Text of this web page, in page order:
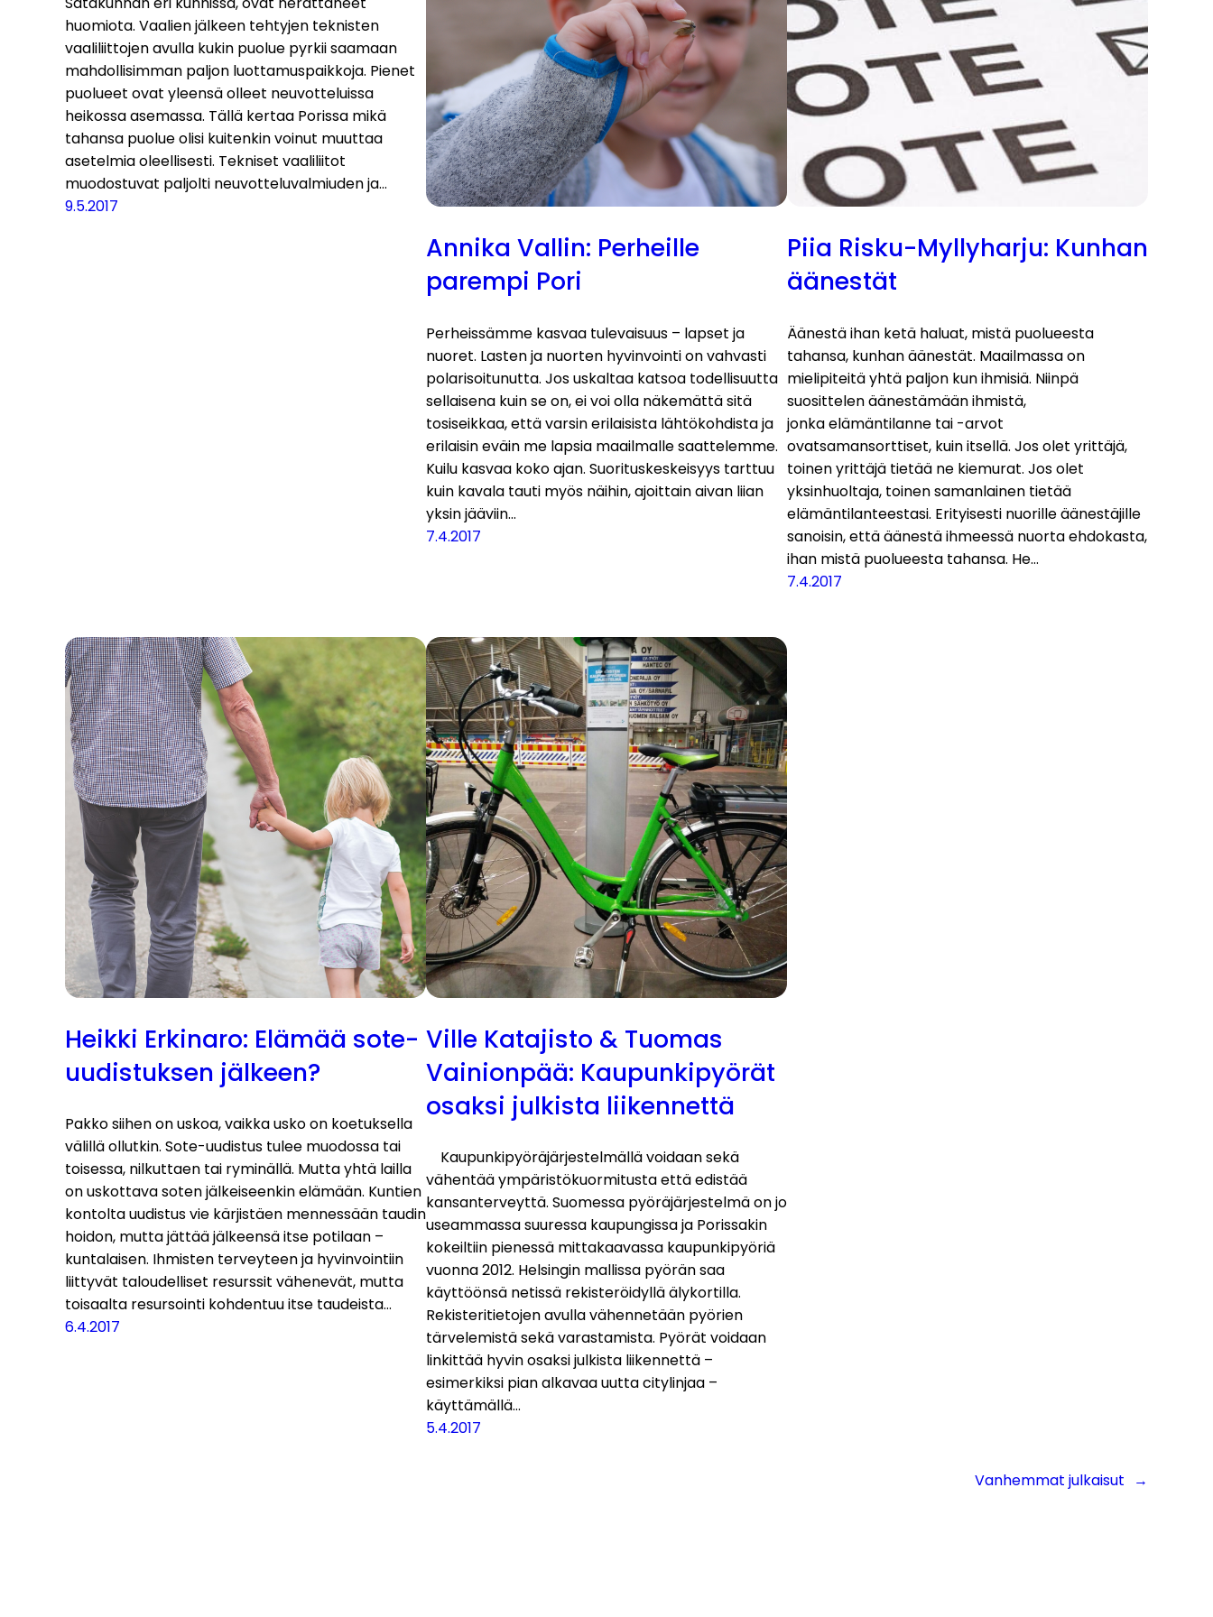
huomiota. Vaalien jälkeen tehtyjen teknisten
vaaliliittojen avulla kukin puolue pyrkii saamaan
mahdollisimman paljon luottamuspaikkoja. Pienet
puolueet ovat yleensä olleet neuvotteluissa
heikossa asemassa. Tällä kertaa Porissa mikä
tahansa puolue olisi kuitenkin voinut muuttaa
asetelmia oleellisesti. Tekniset vaaliliitot
muodostuvat paljolti neuvotteluvalmiuden ja…
9.5.2017
Annika Vallin: Perheille
parempi Pori
Perheissämme kasvaa tulevaisuus – lapset ja
nuoret. Lasten ja nuorten hyvinvointi on vahvasti
polarisoitunutta. Jos uskaltaa katsoa todellisuutta
sellaisena kuin se on, ei voi olla näkemättä sitä
tosiseikkaa, että varsin erilaisista lähtökohdista ja
erilaisin eväin me lapsia maailmalle saattelemme.
Kuilu kasvaa koko ajan. Suorituskeskeisyys tarttuu
kuin kavala tauti myös näihin, ajoittain aivan liian
yksin jääviin…
7.4.2017
Piia Risku-Myllyharju: Kunhan
äänestät
Äänestä ihan ketä haluat, mistä puolueesta
tahansa, kunhan äänestät. Maailmassa on
mielipiteitä yhtä paljon kun ihmisiä. Niinpä
suosittelen äänestämään ihmistä,
jonka elämäntilanne tai -arvot
ovatsamansorttiset, kuin itsellä. Jos olet yrittäjä,
toinen yrittäjä tietää ne kiemurat. Jos olet
yksinhuoltaja, toinen samanlainen tietää
elämäntilanteestasi. Erityisesti nuorille äänestäjille
sanoisin, että äänestä ihmeessä nuorta ehdokasta,
ihan mistä puolueesta tahansa. He…
7.4.2017
Heikki Erkinaro: Elämää sote-
uudistuksen jälkeen?
Pakko siihen on uskoa, vaikka usko on koetuksella
välillä ollutkin. Sote-uudistus tulee muodossa tai
toisessa, nilkuttaen tai ryminällä. Mutta yhtä lailla
on uskottava soten jälkeiseenkin elämään. Kuntien
kontolta uudistus vie kärjistäen mennessään taudin
hoidon, mutta jättää jälkeensä itse potilaan –
kuntalaisen. Ihmisten terveyteen ja hyvinvointiin
liittyvät taloudelliset resurssit vähenevät, mutta
toisaalta resursointi kohdentuu itse taudeista…
6.4.2017
Ville Katajisto & Tuomas
Vainionpää: Kaupunkipyörät
osaksi julkista liikennettä
Kaupunkipyöräjärjestelmällä voidaan sekä
vähentää ympäristökuormitusta että edistää
kansanterveyttä. Suomessa pyöräjärjestelmä on jo
useammassa suuressa kaupungissa ja Porissakin
kokeiltiin pienessä mittakaavassa kaupunkipyöriä
vuonna 2012. Helsingin mallissa pyörän saa
käyttöönsä netissä rekisteröidyllä älykortilla.
Rekisteritietojen avulla vähennetään pyörien
tärvelemistä sekä varastamista. Pyörät voidaan
linkittää hyvin osaksi julkista liikennettä –
esimerkiksi pian alkavaa uutta citylinjaa –
käyttämällä…
5.4.2017
Vanhemmat julkaisut →